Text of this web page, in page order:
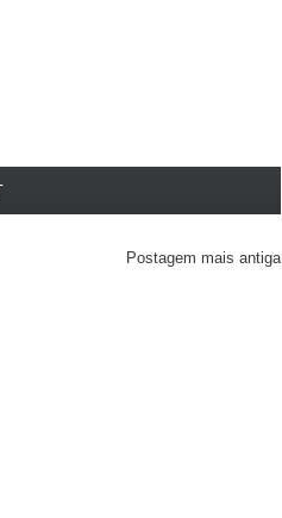
Postagem mais antiga